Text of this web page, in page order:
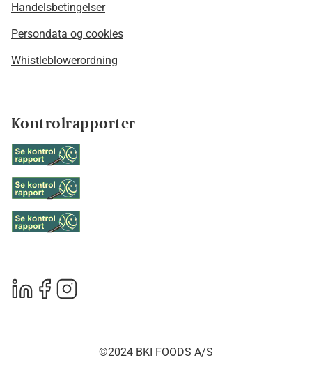
Handelsbetingelser
Persondata og cookies
Whistleblowerordning
Kontrolrapporter
©2024 BKI FOODS A/S